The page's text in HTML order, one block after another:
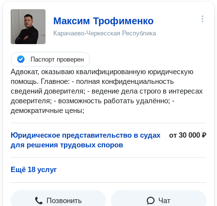
Максим Трофименко
Карачаево-Черкесская Республика
Паспорт проверен
Адвокат, оказываю квалифицированную юридическую
помощь. Главное: - полная конфиденциальность
сведений доверителя; - ведение дела строго в интересах
доверителя; - возможность работать удалённо; -
демократичные цены;
Юридическое представительство в судах
для решения трудовых споров
от 30 000 ₽
Ещё 18 услуг
Позвонить Чат